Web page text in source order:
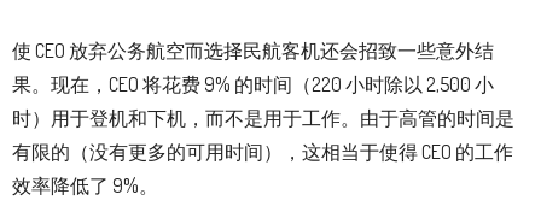
使 CEO 放弃公务航空而选择民航客机还会招致一些意外结
果。现在，CEO 将花费 9% 的时间（220 小时除以 2,500 小
时）用于登机和下机，而不是用于工作。由于高管的时间是
有限的（没有更多的可用时间），这相当于使得 CEO 的工作
效率降低了 9%。